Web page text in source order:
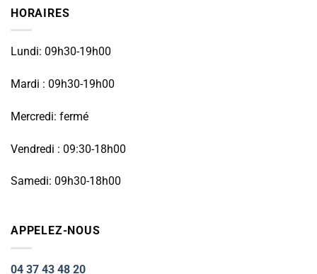
HORAIRES
Lundi: 09h30-19h00
Mardi : 09h30-19h00
Mercredi: fermé
Vendredi : 09:30-18h00
Samedi: 09h30-18h00
APPELEZ-NOUS
04 37 43 48 20